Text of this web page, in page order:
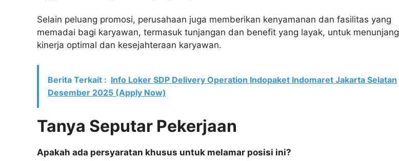
Selain peluang promosi, perusahaan juga memberikan kenyamanan dan fasilitas yang
memadai bagi karyawan, termasuk tunjangan dan benefit yang layak, untuk menunjang
kinerja optimal dan kesejahteraan karyawan.
Berita Terkait : Info Loker SDP Delivery Operation Indopaket Indomaret Jakarta Selatan
Desember 2025 (Apply Now)
Tanya Seputar Pekerjaan
Apakah ada persyaratan khusus untuk melamar posisi ini?